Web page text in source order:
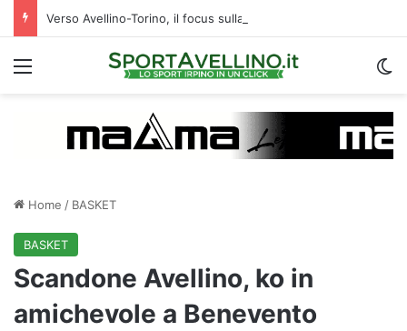
Verso Avellino-Torino, il focus sulla formazione granata
Menu
Home / BASKET
BASKET
Scandone Avellino, ko in
amichevole a Benevento